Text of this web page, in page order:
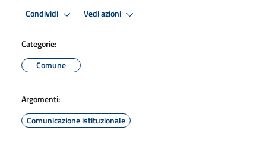
Condividi Vedi azioni
Categorie:
Comune
Argomenti:
Comunicazione istituzionale